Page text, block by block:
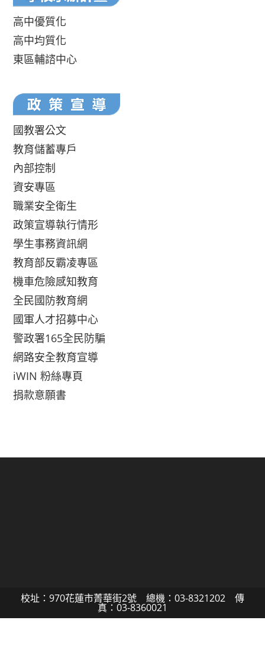
高中優質化
高中均質化
東區輔諮中心
國教署公文
教育儲蓄專戶
內部控制
資安專區
職業安全衛生
政策宣導執行情形
學生事務資訊網
教育部反霸凌專區
機車危險感知教育
全民國防教育網
國軍人才招募中心
警政署165全民防騙
網路安全教育宣導
iWIN 粉絲專頁
捐款意願書
校址：970花蓮市菁華街2號 總機：03-8321202 傳
真：03-8360021